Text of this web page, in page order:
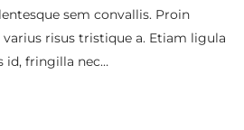
sem convallis. Proin
risus tristique a. Etiam ligula
id, fringilla nec…